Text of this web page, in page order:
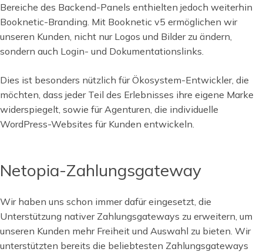
Bereiche des Backend-Panels enthielten jedoch weiterhin
Booknetic-Branding. Mit Booknetic v5 ermöglichen wir
unseren Kunden, nicht nur Logos und Bilder zu ändern,
sondern auch Login- und Dokumentationslinks.
Dies ist besonders nützlich für Ökosystem-Entwickler, die
möchten, dass jeder Teil des Erlebnisses ihre eigene Marke
widerspiegelt, sowie für Agenturen, die individuelle
WordPress-Websites für Kunden entwickeln.
Netopia-Zahlungsgateway
Wir haben uns schon immer dafür eingesetzt, die
Unterstützung nativer Zahlungsgateways zu erweitern, um
unseren Kunden mehr Freiheit und Auswahl zu bieten. Wir
unterstützten bereits die beliebtesten Zahlungsgateways